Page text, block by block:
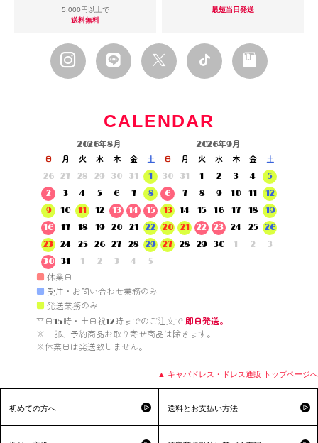
5,000円以上で
送料無料
最短当日発送
CALENDAR
2026年8月
日 月 火 水 木 金
土
26
27 28 29 30 31
1
2
3 4 5 6 7
8
9
10 11 12 13 14
15
16
17 18 19 20 21
22
23
24 25 26 27 28
29
30
31 1 2 3 4 5
2026年9月
日 月 火 水 木 金
土
30
31 1 2 3 4
5
6
7 8 9 10 11
12
13
14 15 16 17 18
19
20
21 22 23 24 25
26
27
28 29 30 1 2 3
■ 休業日
■ 受注・お問い合わせ業務のみ
■ 発送業務のみ
平日15時・土日祝12時までのご注文で 即日発送。
※一部、予約商品お取り寄せ商品は除きます。
※休業日は発送致しません。
▲ キャバドレス・ドレス通販 トップページへ
初めての方へ 送料とお支払い方法